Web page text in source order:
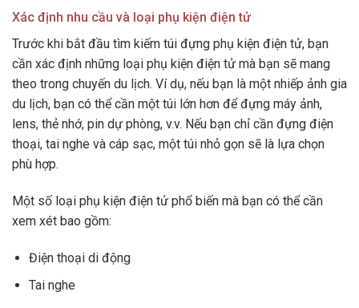
Xác định nhu cầu và loại phụ kiện điện tử
Trước khi bắt đầu tìm kiếm túi đựng phụ kiện điện tử, bạn
cần xác định những loại phụ kiện điện tử mà bạn sẽ mang
theo trong chuyến du lịch. Ví dụ, nếu bạn là một nhiếp ảnh gia
du lịch, bạn có thể cần một túi lớn hơn để đựng máy ảnh,
lens, thẻ nhớ, pin dự phòng, v.v. Nếu bạn chỉ cần đựng điện
thoại, tai nghe và cáp sạc, một túi nhỏ gọn sẽ là lựa chọn
phù hợp.
Một số loại phụ kiện điện tử phổ biến mà bạn có thể cần
xem xét bao gồm:
Điện thoại di động
Tai nghe